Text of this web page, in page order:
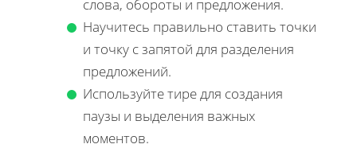
слова, обороты и предложения.
Научитесь правильно ставить точки
и точку с запятой для разделения
предложений.
Используйте тире для создания
паузы и выделения важных
моментов.